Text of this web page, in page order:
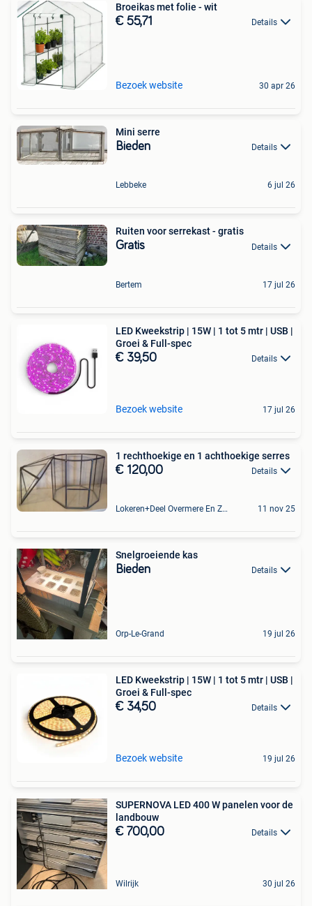
Broeikas met folie - wit
€ 55,71 Details
Bezoek website 30 apr 26
Mini serre
Bieden Details
Lebbeke 6 jul 26
Ruiten voor serrekast - gratis
Gratis Details
Bertem 17 jul 26
LED Kweekstrip | 15W | 1 tot 5 mtr | USB |
Groei & Full-spec
€ 39,50 Details
Bezoek website 17 jul 26
1 rechthoekige en 1 achthoekige serres
€ 120,00 Details
Lokeren+Deel Overmere En Zele 11 nov 25
Snelgroeiende kas
Bieden Details
Orp-Le-Grand 19 jul 26
LED Kweekstrip | 15W | 1 tot 5 mtr | USB |
Groei & Full-spec
€ 34,50 Details
Bezoek website 19 jul 26
SUPERNOVA LED 400 W panelen voor de
landbouw
€ 700,00 Details
Wilrijk 30 jul 26